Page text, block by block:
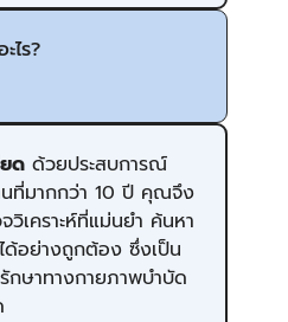
ไร?
ด ด้วยประสบการณ์
ที่มากกว่า 10 ปี คุณจึง
วิเคราะห์ที่แม่นยำ ค้นหา
ด้อย่างถูกต้อง ซึ่งเป็น
ษาทางกายภาพบำบัด